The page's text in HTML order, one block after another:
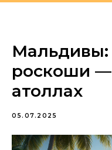
Мальдивы:
роскоши —
атоллах
05.07.2025